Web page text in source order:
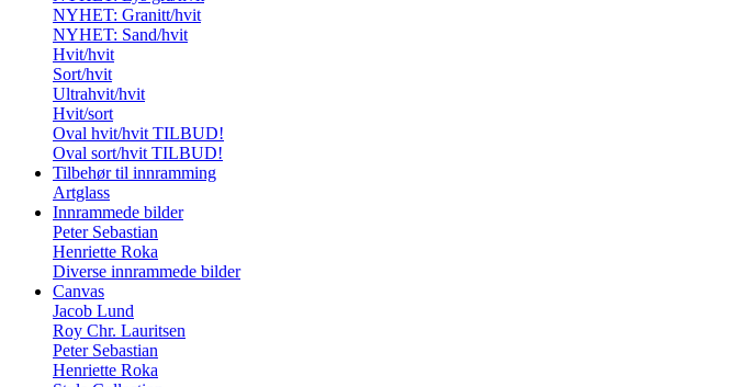
NYHET: Granitt/hvit
NYHET: Sand/hvit
Hvit/hvit
Sort/hvit
Ultrahvit/hvit
Hvit/sort
Oval hvit/hvit TILBUD!
Oval sort/hvit TILBUD!
Tilbehør til innramming
Artglass
Innrammede bilder
Peter Sebastian
Henriette Roka
Diverse innrammede bilder
Canvas
Jacob Lund
Roy Chr. Lauritsen
Peter Sebastian
Henriette Roka